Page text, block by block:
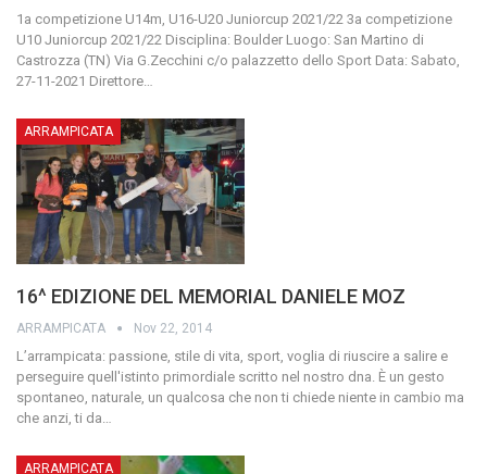
1a competizione U14m, U16-U20 Juniorcup 2021/22 3a competizione
U10 Juniorcup 2021/22 Disciplina: Boulder Luogo: San Martino di
Castrozza (TN) Via G.Zecchini c/o palazzetto dello Sport Data: Sabato,
27-11-2021 Direttore
ARRAMPICATA
16^ EDIZIONE DEL MEMORIAL DANIELE MOZ
ARRAMPICATA Nov 22, 2014
L’arrampicata: passione, stile di vita, sport, voglia di riuscire a salire e
perseguire quell'istinto primordiale scritto nel nostro dna. È un gesto
spontaneo, naturale, un qualcosa che non ti chiede niente in cambio ma
che anzi, ti da…
ARRAMPICATA